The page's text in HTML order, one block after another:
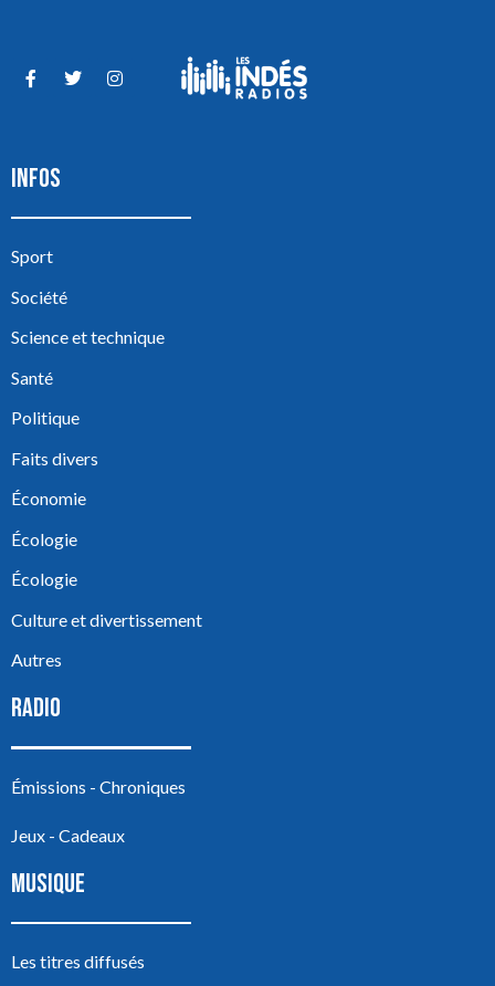
INFOS
Sport
Société
Science et technique
Santé
Politique
Faits divers
Économie
Écologie
Écologie
Culture et divertissement
Autres
RADIO
Émissions - Chroniques
Jeux - Cadeaux
MUSIQUE
Les titres diffusés